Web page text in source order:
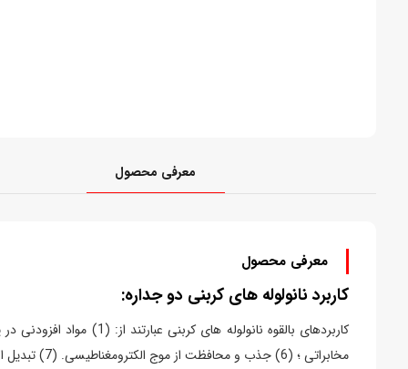
معرفی محصول
معرفی محصول
کاربرد نانولوله های کربنی دو جداره: